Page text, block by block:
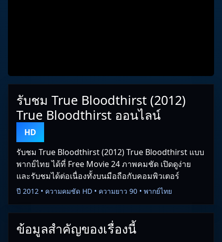
รับชม True Bloodthirst (2012)
True Bloodthirst ออนไลน์
HD
รับชม True Bloodthirst (2012) True Bloodthirst แบบ
พากย์ไทย ได้ที่ Free Movie 24 ภาพคมชัด เปิดดูง่าย
และรับชมได้ต่อเนื่องทั้งบนมือถือกับคอมพิวเตอร์
ปี 2012 • ความคมชัด HD • ความยาว 90 • พากย์ไทย
ข้อมูลสำคัญของเรื่องนี้